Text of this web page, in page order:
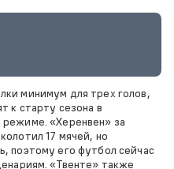
минимум для трех голов,
к старту сезона в
режиме. «Херенвен» за
17 мячей, но
поэтому его футбол сейчас
«Твенте» также